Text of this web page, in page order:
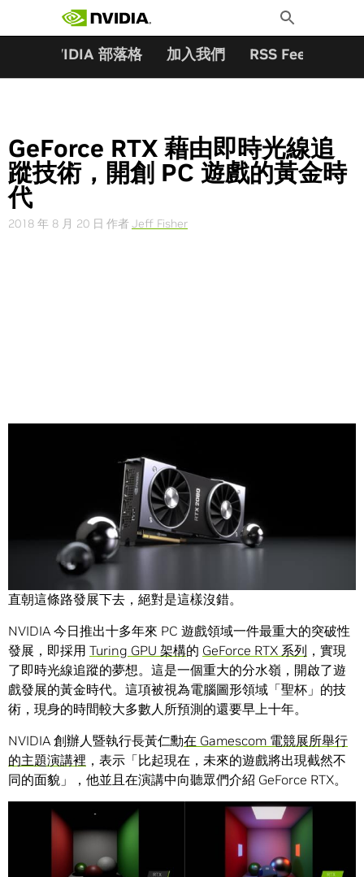
Toggle
Search
NVIDIA 部落格 加入我們 RSS Feeds
GeForce RTX 藉由即時光線追
蹤技術，開創 PC 遊戲的黃金時
代
2018 年 8 月 20 日 作者Jeff Fisher
人們說即時光線追蹤技術是圖形領域的未來發展趨勢，會一
直朝這條路發展下去，絕對是這樣沒錯。
NVIDIA 今日推出十多年來 PC 遊戲領域一件最重大的突破性
發展，即採用 Turing GPU 架構的 GeForce RTX 系列 ，實現
了即時光線追蹤的夢想。這是一個重大的分水嶺，開啟了遊
戲發展的黃金時代。這項被視為電腦圖形領域「聖杯」的技
術，現身的時間較大多數人所預測的還要早上十年。
NVIDIA 創辦人暨執行長黃仁勳在 Gamescom 電競展所舉行
的主題演講裡 ，表示「比起現在，未來的遊戲將出現截然不
同的面貌」，他並且在演講中向聽眾們介紹 GeForce RTX。